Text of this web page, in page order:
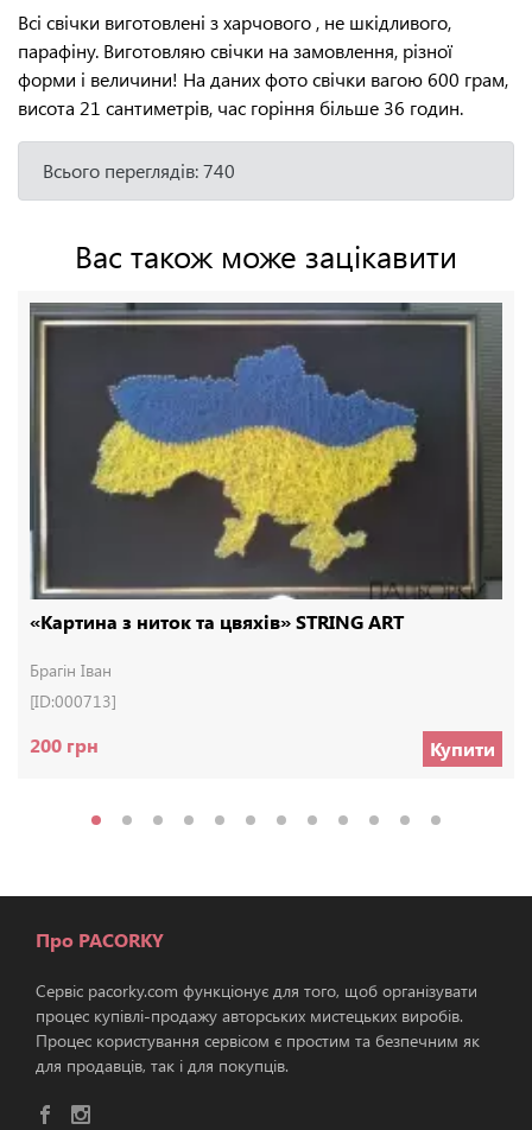
Всі свічки виготовлені з харчового , не шкідливого,
парафіну. Виготовляю свічки на замовлення, різної
форми і величини! На даних фото свічки вагою 600 грам,
висота 21 сантиметрів, час горіння більше 36 годин.
Всього переглядів: 740
Вас також може зацікавити
«Картина з ниток та цвяхів» STRING ART
Брагін Іван
[ID:000713]
200 грн Купити
Про PACORKY
Сервіс pacorky.com функціонує для того, щоб організувати
процес купівлі-продажу авторських мистецьких виробів.
Процес користування сервісом є простим та безпечним як
для продавців, так і для покупців.